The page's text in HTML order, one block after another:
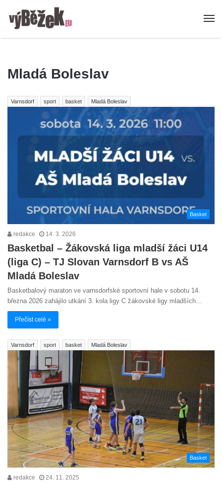
Mladá Boleslav
Varnsdorf sport basket Mladá Boleslav
Basket
redakce 14. 3. 2026
Basketbal – Žákovská liga mladší žáci U14
(liga C) – TJ Slovan Varnsdorf B vs AŠ
Mladá Boleslav
Basketbalový maraton ve varnsdorfské sportovní hale v sobotu 14.
března 2026 zahájilo utkání 3. kola ligy C žákovské ligy mladších…
Přečíst celé »
Varnsdorf sport basket Mladá Boleslav
Basket
redakce 24. 11. 2025